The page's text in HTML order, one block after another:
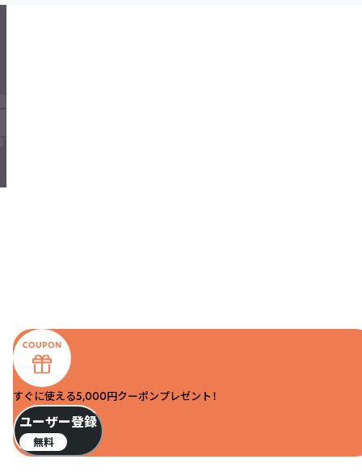
すぐに使える5,000円クーポンプレゼント！
ユーザー登録
無料